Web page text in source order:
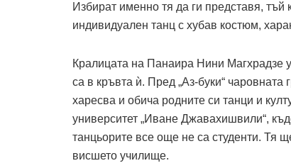
Избират именно тя да ги представя,
индивидуален танц с хубав костюм,
Кралицата на Панаира Нини Магхрадзе
са в кръвта ѝ. Пред „Аз-буки“
харесва и обича родните си танци и
университет „Иване Джавахишвили“,
танцьорите все още не са студенти. Тя
висшето училище.